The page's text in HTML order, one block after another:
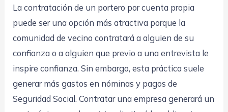
La contratación de un portero por cuenta propia
puede ser una opción más atractiva porque la
comunidad de vecino contratará a alguien de su
confianza o a alguien que previo a una entrevista le
inspire confianza. Sin embargo, esta práctica suele
generar más gastos en nóminas y pagos de
Seguridad Social. Contratar una empresa generará un